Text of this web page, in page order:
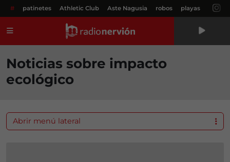
# patinetes Athletic Club Aste Nagusia robos playas
Noticias sobre impacto
ecológico
Abrir menú lateral